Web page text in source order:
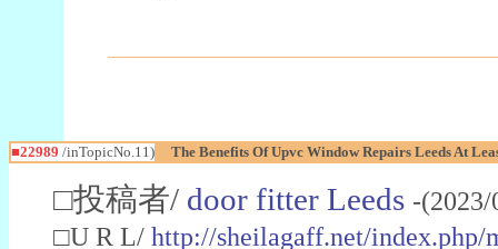
■22989 /inTopicNo.11) The Benefits Of Upvc Window Repairs Leeds At
□投稿者/ door fitter Leeds -
□U R L/ http://sheilagaff.net/index.php/